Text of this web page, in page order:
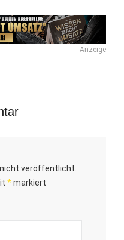
Anzeige
veröffentlicht.
*markiert